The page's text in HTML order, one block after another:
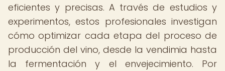
eficientes y precisas. A través de estudios y
experimentos, estos profesionales investigan
cómo optimizar cada etapa del proceso de
producción del vino, desde la vendimia hasta
la fermentación y el envejecimiento. Por